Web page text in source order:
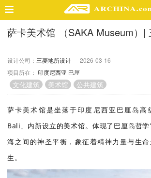
精选案例
景 观
室 内
视 频
头条资讯
业 界
机 构
地 产
萨卡美术馆 （SAKA Museum）|
设计公司： 三菱地所设计
2026-03-16
项目所在： 印度尼西亚 巴厘
文化建筑 美术馆 公共建筑
萨卡美术馆是坐落于印度尼西亚巴厘岛高
Bali」内新设立的美术馆。体现了巴厘岛哲
海之间的神圣平衡，象征着精神力量与生
生。